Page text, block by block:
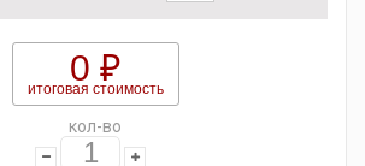
0 ₽
итоговая стоимость
кол-во